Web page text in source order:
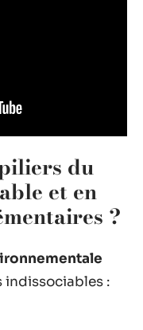
du
et en
?
indissociables :